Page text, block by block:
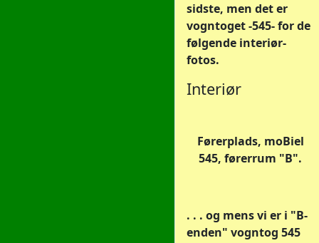
sidste, men det er
vogntoget -545- for de
følgende interiør-
fotos.
Interiør
Førerplads, moBiel
545, førerrum "B".
. . . og mens vi er i "B-
enden" vogntog 545